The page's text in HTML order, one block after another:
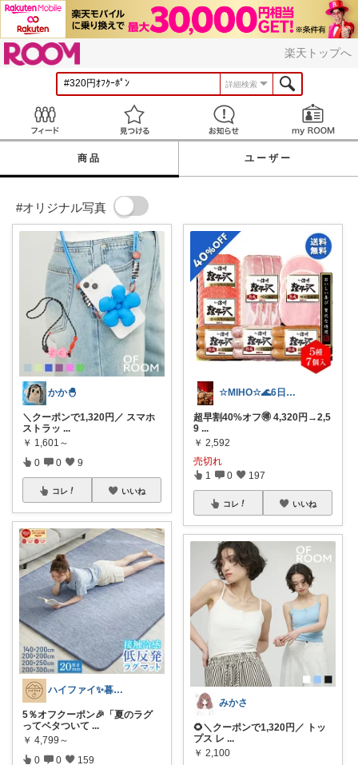
楽天トップへ
詳細検索
見つける お知らせ
商品 ユーザー
#オリジナル写真
かか🐣
＼クーポンで1,320円／ スマホ
ストラッ ...
￥ 1,601～
0 0 9
コレ いいね
ハイファイ✨暮らしのノイズを減らす
5％オフクーポン🎉「夏のラグ
ってベタついて ...
￥ 4,799～
0 0 159
☆MIHO☆🌊6日感謝🍀
超早割40%オフ🉐 4,320円→2,5
9 ...
￥ 2,592
売切れ
1 0 197
コレ いいね
みかさ
🌻＼クーポンで1,320円／ トッ
プス レ ...
￥ 2,100